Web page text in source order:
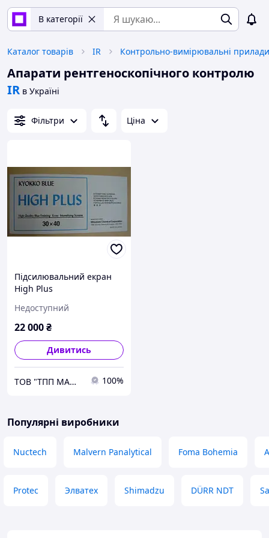
В категорії
Каталог товарів IR Контрольно-вимірювальні прилади
Апарати рентгеноскопічного контролю
IR в Україні
Фільтри Ціна
Підсилювальний екран
High Plus
Недоступний
22 000₴
Дивитись
ТОВ "ТПП МАШПРОМ" 100%
Популярні виробники
Nuctech Malvern Panalytical Foma Bohemia
Protec Элватех Shimadzu DÜRR NDT